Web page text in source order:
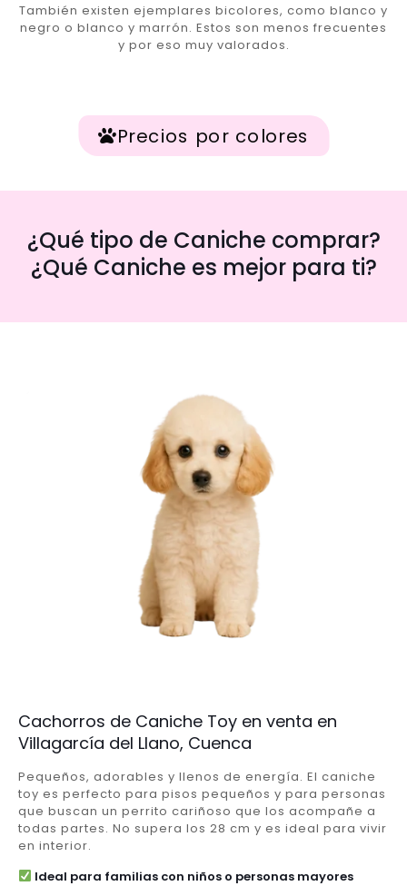
También existen ejemplares bicolores, como blanco y
negro o blanco y marrón. Estos son menos frecuentes
y por eso muy valorados.
Precios por colores
¿Qué tipo de Caniche comprar?
¿Qué Caniche es mejor para ti?
Cachorros de Caniche Toy en venta en
Villagarcía del Llano, Cuenca
Pequeños, adorables y llenos de energía. El caniche
toy es perfecto para pisos pequeños y para personas
que buscan un perrito cariñoso que los acompañe a
todas partes. No supera los 28 cm y es ideal para vivir
en interior.
Ideal para familias con niños o personas mayores